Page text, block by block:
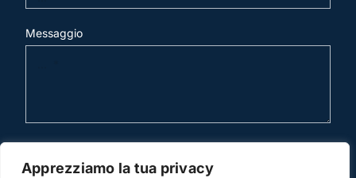
Apprezziamo la tua privacy
Messaggio
invia mail